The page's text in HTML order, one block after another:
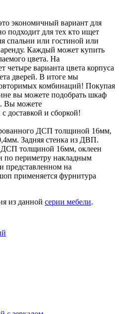
экономичный вариант для
подходит для тех кто ищет
спальни или гостиной или
Каждый может купить
цвета. На
четыре варианта цвета корпуса
дверей. В итоге мы
комбинаций! Покупая
вы можете подобрать шкаф
Вы можете
с доставкой и сборкой!
ДСП толщиной 16мм,
Задняя стенка из ДВП.
ДСП толщиной 16мм, оклеен
по периметру накладным
на
применяется фурнитура
из данной серии мебели.